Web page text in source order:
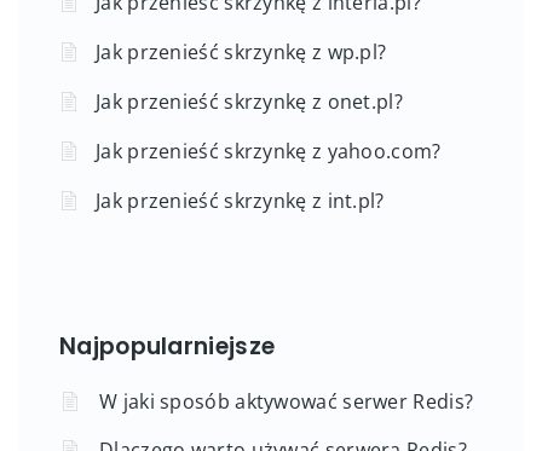
Jak przenieść skrzynkę z wp.pl?
Jak przenieść skrzynkę z onet.pl?
Jak przenieść skrzynkę z yahoo.com?
Jak przenieść skrzynkę z int.pl?
Najpopularniejsze
W jaki sposób aktywować serwer Redis?